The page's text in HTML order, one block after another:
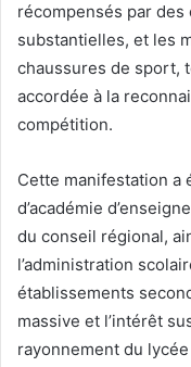
récompensés par
substantielles, et les
chaussures de sport,
accordée à la
compétition.
Cette manifestation a
d’académie
du conseil régional,
l’administration
établissements
massive et l’intérêt
rayonnement du